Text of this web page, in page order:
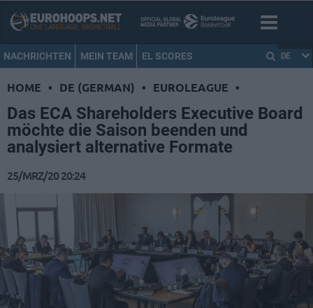
NACHRICHTEN MEIN TEAM EL SCORES DE
HOME • DE (GERMAN) • EUROLEAGUE •
Das ECA Shareholders Executive Board
möchte die Saison beenden und
analysiert alternative Formate
25/MRZ/20 20:24